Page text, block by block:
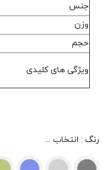
جنس
وزن
حجم
ویژگی های کلیدی
رنگ : انتخاب ...